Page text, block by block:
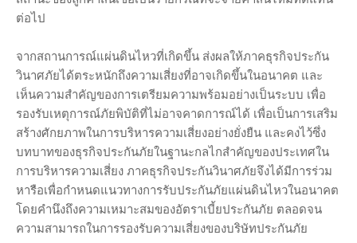
ต่อไป
จากสถานการณ์แผ่นดินไหวที่เกิดขึ้น ส่งผลให้ภาคธุรกิจประกัน
วินาศภัยได้ตระหนักถึงความเสี่ยงที่อาจเกิดขึ้นในอนาคต และ
เห็นความสำคัญของการเตรียมความพร้อมอย่างเป็นระบบ เพื่อ
รองรับเหตุการณ์ภัยพิบัติที่ไม่อาจคาดการณ์ได้ เพื่อเป็นการเสริม
สร้างศักยภาพในการบริหารความเสี่ยงอย่างยั่งยืน และคงไว้ซึ่ง
บทบาทของธุรกิจประกันภัยในฐานะกลไกสำคัญของประเทศใน
การบริหารความเสี่ยง ภาคธุรกิจประกันวินาศภัยจึงได้มีการร่วม
หารือเพื่อกำหนดแนวทางการรับประกันภัยแผ่นดินไหวในอนาคต
โดยคำนึงถึงความเหมาะสมของอัตราเบี้ยประกันภัย ตลอดจน
ความสามารถในการรองรับความเสี่ยงของบริษัทประกันภัย